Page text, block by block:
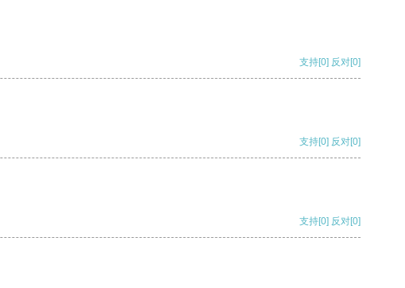
支持[0] 反对[0]
支持[0] 反对[0]
支持[0] 反对[0]